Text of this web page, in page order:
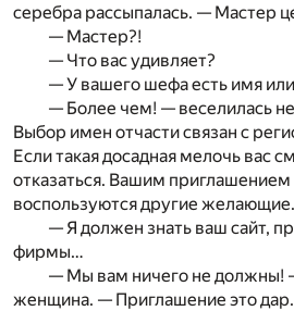
серебра рассыпалась. — Мастер
— Мастер?!
— Что вас удивляет?
— У вашего шефа есть имя
— Более чем! — веселилась
Выбор имен отчасти связан с
Если такая досадная мелочь вас
отказаться. Вашим приглашением
воспользуются другие желающие.
— Я должен знать ваш сайт,
фирмы…
— Мы вам ничего не должны!
женщина. — Приглашение это